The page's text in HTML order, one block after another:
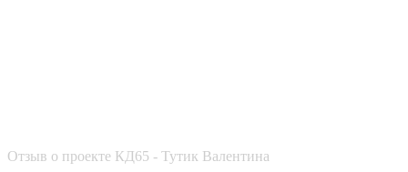
Отзыв о проекте КД65 - Тутик Валентина